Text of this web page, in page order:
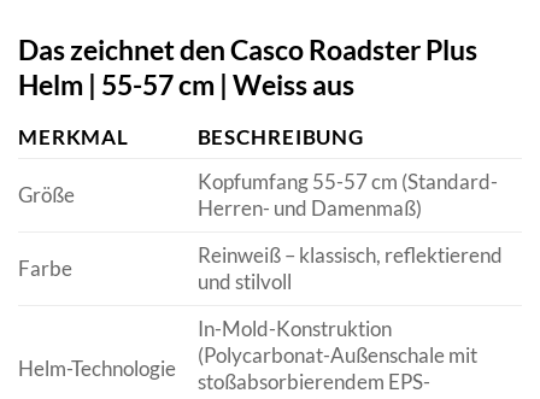
Das zeichnet den Casco Roadster Plus
Helm | 55-57 cm | Weiss aus
MERKMAL BESCHREIBUNG
Größe
Kopfumfang 55-57 cm (Standard-
Herren- und Damenmaß)
Farbe
Reinweiß – klassisch, reflektierend
und stilvoll
Helm-Technologie
In-Mold-Konstruktion
(Polycarbonat-Außenschale mit
stoßabsorbierendem EPS-